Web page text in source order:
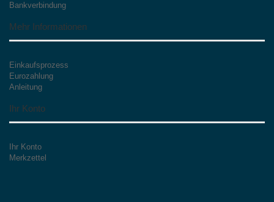
Bankverbindung
Mehr Informationen
Einkaufsprozess
Eurozahlung
Anleitung
Ihr Konto
Ihr Konto
Merkzettel